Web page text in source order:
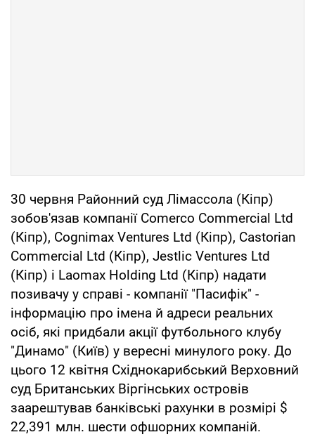
30 червня Районний суд Лімассола (Кіпр)
зобов'язав компанії Comerco Commercial Ltd
(Кіпр), Cognimax Ventures Ltd (Кіпр), Castorian
Commercial Ltd (Кіпр), Jestlic Ventures Ltd
(Кіпр) і Laomax Holding Ltd (Кіпр) надати
позивачу у справі - компанії "Пасифік" -
інформацію про імена й адреси реальних
осіб, які придбали акції футбольного клубу
"Динамо" (Київ) у вересні минулого року. До
цього 12 квітня Східнокарибський Верховний
суд Британських Віргінських островів
заарештував банківські рахунки в розмірі $
22,391 млн. шести офшорних компаній.